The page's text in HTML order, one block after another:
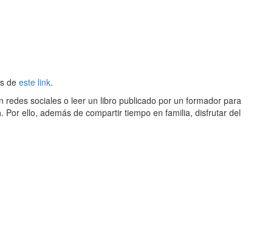
de este link.
sociales o leer un libro publicado por un formador para
. Por ello, además de compartir tiempo en familia, disfrutar del